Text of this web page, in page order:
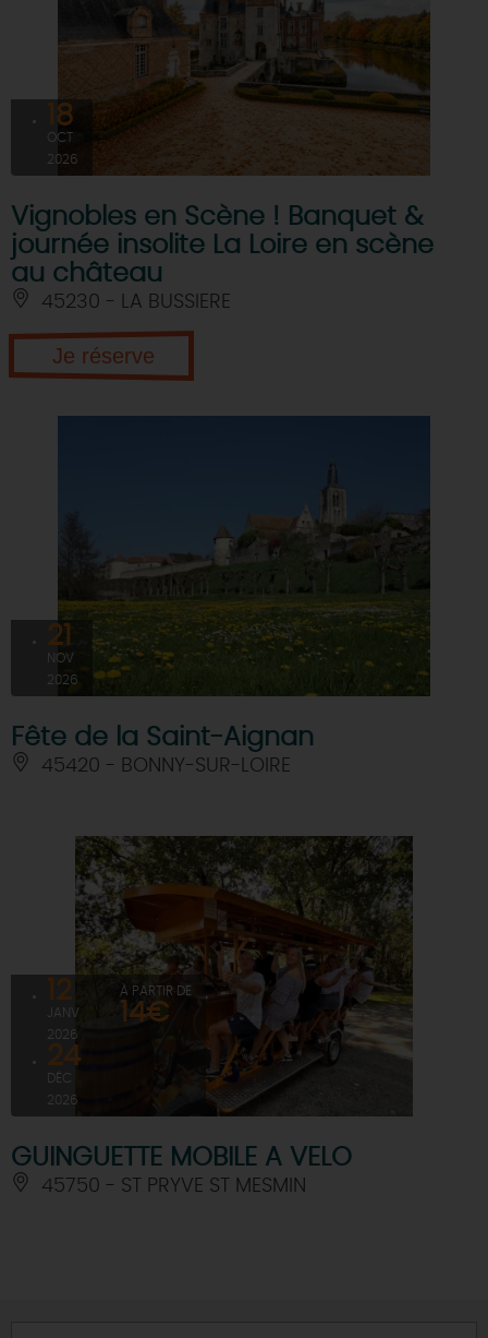
18
OCT
2026
Vignobles en Scène ! Banquet &
journée insolite La Loire en scène
au château
45230 - LA BUSSIERE
Je réserve
21
NOV
2026
Fête de la Saint-Aignan
45420 - BONNY-SUR-LOIRE
12
JANV
2026
24
DÉC
2026
À PARTIR DE
14€
GUINGUETTE MOBILE A VELO
45750 - ST PRYVE ST MESMIN